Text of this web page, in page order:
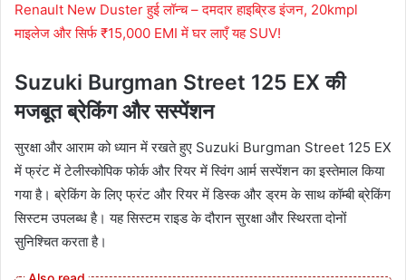
Renault New Duster हुई लॉन्च – दमदार हाइब्रिड इंजन, 20kmpl
माइलेज और सिर्फ ₹15,000 EMI में घर लाएँ यह SUV!
Suzuki Burgman Street 125 EX की
मजबूत ब्रेकिंग और सस्पेंशन
सुरक्षा और आराम को ध्यान में रखते हुए Suzuki Burgman Street 125 EX
में फ्रंट में टेलीस्कोपिक फोर्क और रियर में स्विंग आर्म सस्पेंशन का इस्तेमाल किया
गया है। ब्रेकिंग के लिए फ्रंट और रियर में डिस्क और ड्रम के साथ कॉम्बी ब्रेकिंग
सिस्टम उपलब्ध है। यह सिस्टम राइड के दौरान सुरक्षा और स्थिरता दोनों
सुनिश्चित करता है।